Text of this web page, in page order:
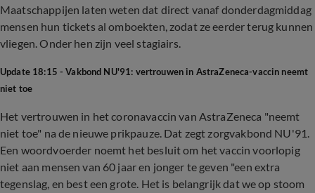
Maatschappijen laten weten dat direct vanaf donderdagmiddag
mensen hun tickets al omboekten, zodat ze eerder terug kunnen
vliegen. Onder hen zijn veel stagiairs.
Update 18:15 - Vakbond NU'91: vertrouwen in AstraZeneca-vaccin neemt
niet toe
Het vertrouwen in het coronavaccin van AstraZeneca "neemt
niet toe" na de nieuwe prikpauze. Dat zegt zorgvakbond NU'91.
Een woordvoerder noemt het besluit om het vaccin voorlopig
niet aan mensen van 60 jaar en jonger te geven "een extra
tegenslag, en best een grote. Het is belangrijk dat we op stoom